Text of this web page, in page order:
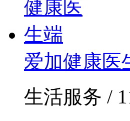
爱加健康医
生活服务 /